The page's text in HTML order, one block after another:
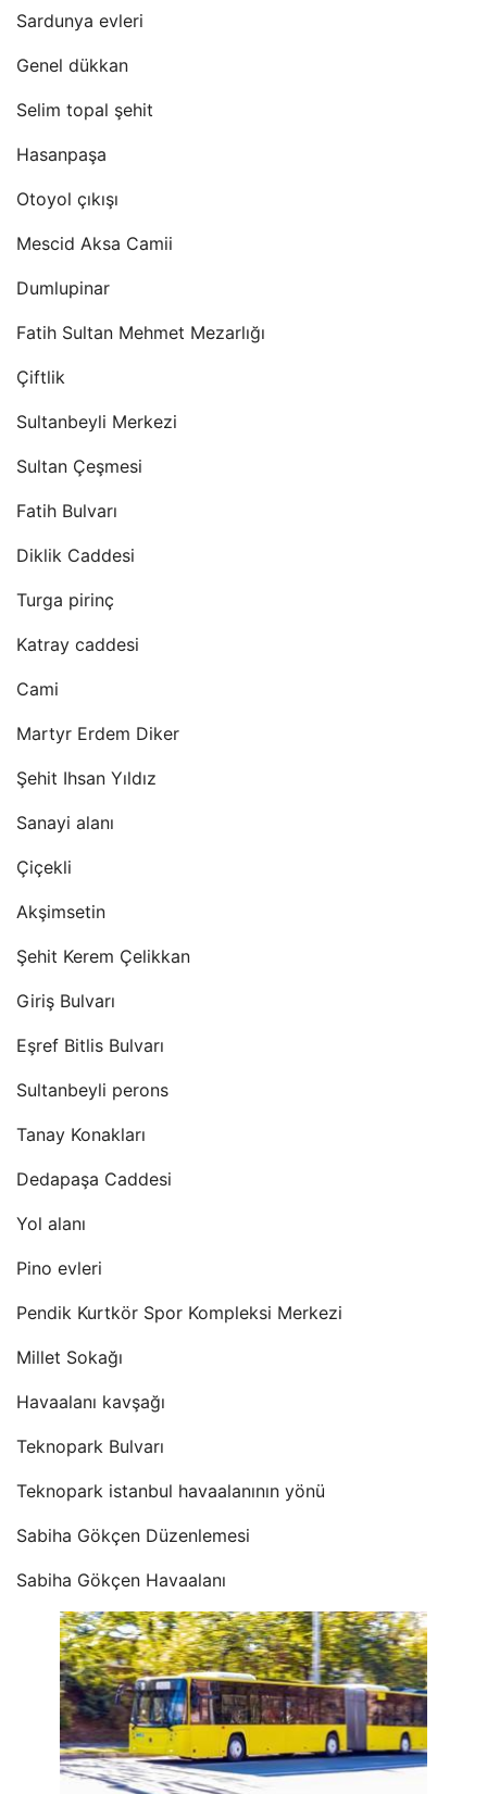
Sardunya evleri
Genel dükkan
Selim topal şehit
Hasanpaşa
Otoyol çıkışı
Mescid Aksa Camii
Dumlupinar
Fatih Sultan Mehmet Mezarlığı
Çiftlik
Sultanbeyli Merkezi
Sultan Çeşmesi
Fatih Bulvarı
Diklik Caddesi
Turga pirinç
Katray caddesi
Cami
Martyr Erdem Diker
Şehit Ihsan Yıldız
Sanayi alanı
Çiçekli
Akşimsetin
Şehit Kerem Çelikkan
Giriş Bulvarı
Eşref Bitlis Bulvarı
Sultanbeyli perons
Tanay Konakları
Dedapaşa Caddesi
Yol alanı
Pino evleri
Pendik Kurtkör Spor Kompleksi Merkezi
Millet Sokağı
Havaalanı kavşağı
Teknopark Bulvarı
Teknopark istanbul havaalanının yönü
Sabiha Gökçen Düzenlemesi
Sabiha Gökçen Havaalanı